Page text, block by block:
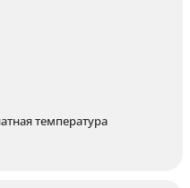
температура